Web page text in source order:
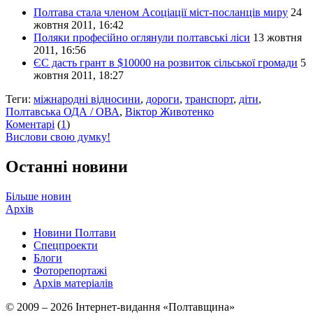
Полтава стала членом Асоціації міст-посланців миру 24
жовтня 2011, 16:42
Поляки професійно оглянули полтавські ліси 13 жовтня
2011, 16:56
ЄС дасть грант в $10000 на розвиток сільської громади 5
жовтня 2011, 18:27
Теги: міжнародні відносини, дороги, транспорт, діти,
Полтавська ОДА / ОВА, Віктор Животенко
Коментарі (1)
Вислови свою думку!
Останні новини
Більше новин
Архів
Новини Полтави
Спецпроекти
Блоги
Фоторепортажі
Архів матеріалів
© 2009 – 2026 Інтернет-видання «Полтавщина»